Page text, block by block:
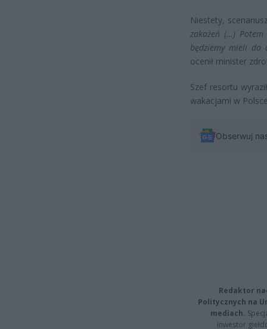
Niestety,
zakażeń (…)
będziemy mieli do
ocenił minister
Szef resortu
wakacjami w
Obserwuj
Redaktor
Politycznych na
mediach.
inwestor